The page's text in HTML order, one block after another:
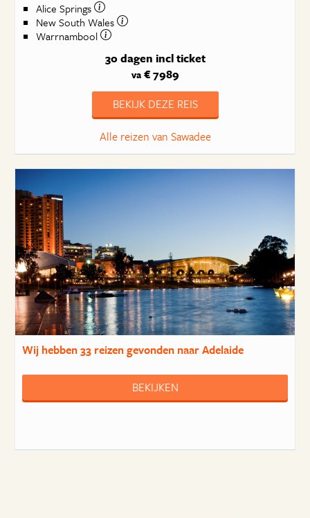
Alice Springs
New South Wales
Warrnambool
30 dagen incl ticket
va€ 7989
BEKIJK DEZE REIS
Alle reizen van Sawadee
Wij hebben33 reizengevonden naar Adelaide
BEKIJKEN